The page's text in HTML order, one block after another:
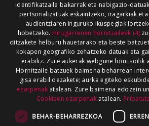
identifikatzaile bakarrak eta nabigazio-
pertsonalizatuak eskaintzeko, iragarkiak
audientziaren inguruko ikuspegiak
hobetzeko. Hirugarrenen hornitzaileek (4)
ditzakete helburu hauetarako eta beste
kokapen geografiko zehatzeko datuak eta
erabiliz. Zure aukerak webgune honi soilik
Hornitzaile batzuek baimena beharrean
gisa erabil dezakete; aurka egiteko
ezarpenakatalean. Zure baimena edozein
Cookieen ezarpenak atalean.
BEHAR-BEHARREZKOA